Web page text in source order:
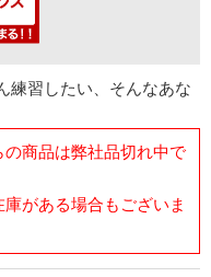
練習したい、そんなあな
商品は弊社品切れ中で
がある場合もございま